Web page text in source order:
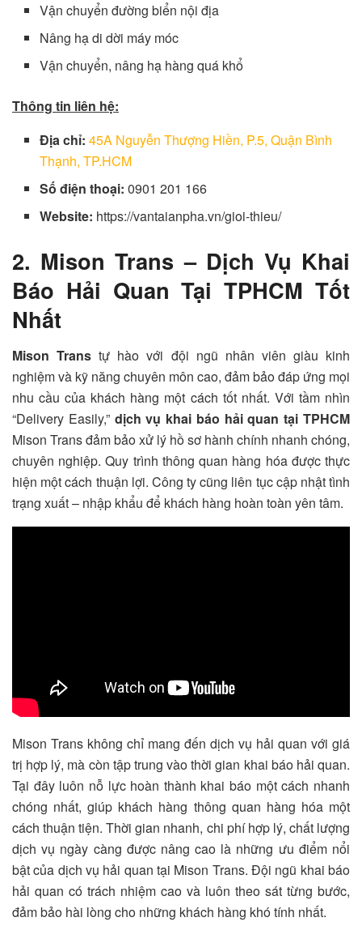
Vận chuyển đường biển nội địa
Nâng hạ di dời máy móc
Vận chuyển, nâng hạ hàng quá khổ
Thông tin liên hệ:
Địa chỉ: 45A Nguyễn Thượng Hiền, P.5, Quận Bình
Thạnh, TP.HCM
Số điện thoại:0901 201 166
Website: https://vantaianpha.vn/gioi-thieu/
2. Mison Trans – Dịch Vụ Khai
Báo Hải Quan Tại TPHCM Tốt
Nhất
Mison Trans tự hào với đội ngũ nhân viên giàu kinh
nghiệm và kỹ năng chuyên môn cao, đảm bảo đáp ứng mọi
nhu cầu của khách hàng một cách tốt nhất. Với tầm nhìn
“Delivery Easily,” dịch vụ khai báo hải quan tại TPHCM
Mison Trans đảm bảo xử lý hồ sơ hành chính nhanh chóng,
chuyên nghiệp. Quy trình thông quan hàng hóa được thực
hiện một cách thuận lợi. Công ty cũng liên tục cập nhật tình
trạng xuất – nhập khẩu để khách hàng hoàn toàn yên tâm.
Mison Trans không chỉ mang đến dịch vụ hải quan với giá
trị hợp lý, mà còn tập trung vào thời gian khai báo hải quan.
Tại đây luôn nỗ lực hoàn thành khai báo một cách nhanh
chóng nhất, giúp khách hàng thông quan hàng hóa một
cách thuận tiện. Thời gian nhanh, chi phí hợp lý, chất lượng
dịch vụ ngày càng được nâng cao là những ưu điểm nổi
bật của dịch vụ hải quan tại Mison Trans. Đội ngũ khai báo
hải quan có trách nhiệm cao và luôn theo sát từng bước,
đảm bảo hài lòng cho những khách hàng khó tính nhất.